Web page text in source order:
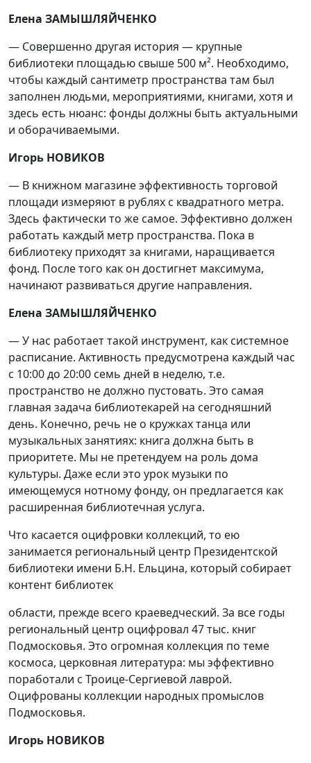
Елена ЗАМЫШЛЯЙЧЕНКО
— Совершенно другая история — крупные
библиотеки площадью свыше 500 м². Необходимо,
чтобы каждый сантиметр пространства там был
заполнен людьми, мероприятиями, книгами, хотя и
здесь есть нюанс: фонды должны быть актуальными
и оборачиваемыми.
Игорь НОВИКОВ
— В книжном магазине эффективность торговой
площади измеряют в рублях с квадратного метра.
Здесь фактически то же самое. Эффективно должен
работать каждый метр пространства. Пока в
библиотеку приходят за книгами, наращивается
фонд. После того как он достигнет максимума,
начинают развиваться другие направления.
Елена ЗАМЫШЛЯЙЧЕНКО
— У нас работает такой инструмент, как системное
расписание. Активность предусмотрена каждый час
с 10:00 до 20:00 семь дней в неделю, т.е.
пространство не должно пустовать. Это самая
главная задача библиотекарей на сегодняшний
день. Конечно, речь не о кружках танца или
музыкальных занятиях: книга должна быть в
приоритете. Мы не претендуем на роль дома
культуры. Даже если это урок музыки по
имеющемуся нотному фонду, он предлагается как
расширенная библиотечная услуга.
Что касается оцифровки коллекций, то ею
занимается региональный центр Президентской
библиотеки имени Б.Н. Ельцина, который собирает
контент библиотек
области, прежде всего краеведческий. За все годы
региональный центр оцифровал 47 тыс. книг
Подмосковья. Это огромная коллекция по теме
космоса, церковная литература: мы эффективно
поработали с Троице-Сергиевой лаврой.
Оцифрованы коллекции народных промыслов
Подмосковья.
Игорь НОВИКОВ